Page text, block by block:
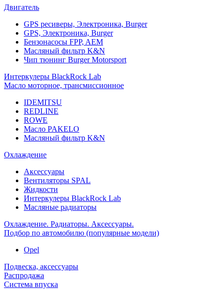
Двигатель
GPS ресиверы, Электроника, Burger
GPS, Электроника, Burger
Бензонасосы FPP, AEM
Масляный фильтр K&N
Чип тюнинг Burger Motorsport
Интеркулеры BlackRock Lab
Масло моторное, трансмиссионное
IDEMITSU
REDLINE
ROWE
Масло PAKELO
Масляный фильтр K&N
Охлаждение
Аксессуары
Вентиляторы SPAL
Жидкости
Интеркулеры BlackRock Lab
Масляные радиаторы
Охлаждение. Радиаторы. Аксессуары.
Подбор по автомобилю (популярные модели)
Opel
Подвеска, аксессуары
Распродажа
Система впуска